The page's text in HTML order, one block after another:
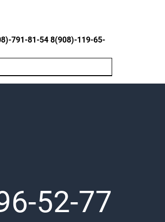
791-81-54 8(908)-119-65-
52-77